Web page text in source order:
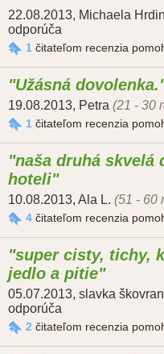
22.08.2013, Michaela
odporúča
1 čitateľom recenzia
Užásná dovolenka.
19.08.2013, Petra (21 - 30
1 čitateľom recenzia
naša druhá skvelá
hoteli
10.08.2013, Ala L. (51 - 60
4 čitateľom recenzia
super cisty, tichy,
jedlo a pitie
05.07.2013, slavka
odporúča
2 čitateľom recenzia